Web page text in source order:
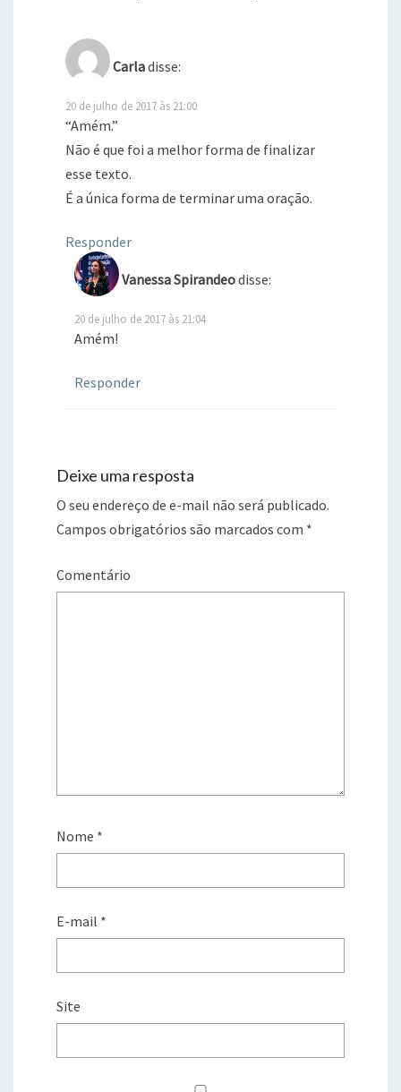
Carladisse:
20 de julho de 2017 às 21:00
“Amém.”
Não é que foi a melhor forma de finalizar
esse texto.
É a única forma de terminar uma oração.
Responder
Vanessa Spirandeodisse:
20 de julho de 2017 às 21:04
Amém!
Responder
Deixe uma resposta
O seu endereço de e-mail não será publicado.
Campos obrigatórios são marcados com *
Comentário
Nome *
E-mail *
Site